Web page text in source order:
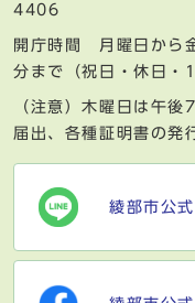
4406
開庁時間 月曜日から
分まで（祝日・休日・
（注意）木曜日は午
届出、各種証明書の発
綾部市公